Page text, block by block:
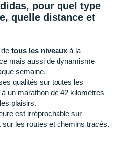
pour quel type
quelle distance et
tous les niveaux à la
mais aussi de dynamisme
semaine.
qualités sur toutes les
un marathon de 42 kilomètres
plaisirs.
est irréprochable sur
les routes et chemins tracés.